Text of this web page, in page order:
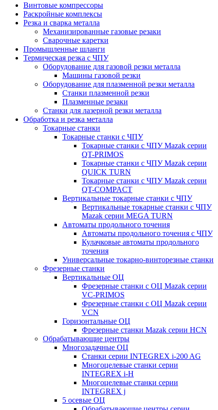
Винтовые компрессоры
Раскройные комплексы
Резка и сварка металла
Механизированные газовые резаки
Сварочные каретки
Промышленные шланги
Термическая резка с ЧПУ
Оборудование для газовой резки металла
Машины газовой резки
Оборудование для плазменной резки металла
Станки плазменной резки
Плазменные резаки
Станки для лазерной резки металла
Обработка и резка металла
Токарные станки
Токарные станки с ЧПУ
Токарные станки с ЧПУ Mazak серии
QT-PRIMOS
Токарные станки с ЧПУ Mazak серии
QUICK TURN
Токарные станки с ЧПУ Mazak серии
QT-COMPACT
Вертикальные токарные станки с ЧПУ
Вертикальные токарные станки с ЧПУ
Mazak серии MEGA TURN
Автоматы продольного точения
Автоматы продольного точения с ЧПУ
Кулачковые автоматы продольного
точения
Универсальные токарно-винторезные станки
Фрезерные станки
Вертикальные ОЦ
Фрезерные станки с ОЦ Mazak серии
VC-PRIMOS
Фрезерные станки с ОЦ Mazak серии
VCN
Горизонтальные ОЦ
Фрезерные станки Mazak серии HCN
Обрабатывающие центры
Многозадачные ОЦ
Cтанки серии INTEGREX i-200 AG
Многоцелевые станки серии
INTEGREX i-H
Многоцелевые станки серии
INTEGREX j
5 осевые ОЦ